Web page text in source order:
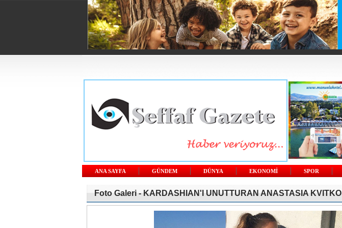
ANA SAYFA GÜNDEM DÜNYA EKONOMİ SPOR
Foto Galeri - KARDASHIAN'I UNUTTURAN ANASTASIA KVITKO